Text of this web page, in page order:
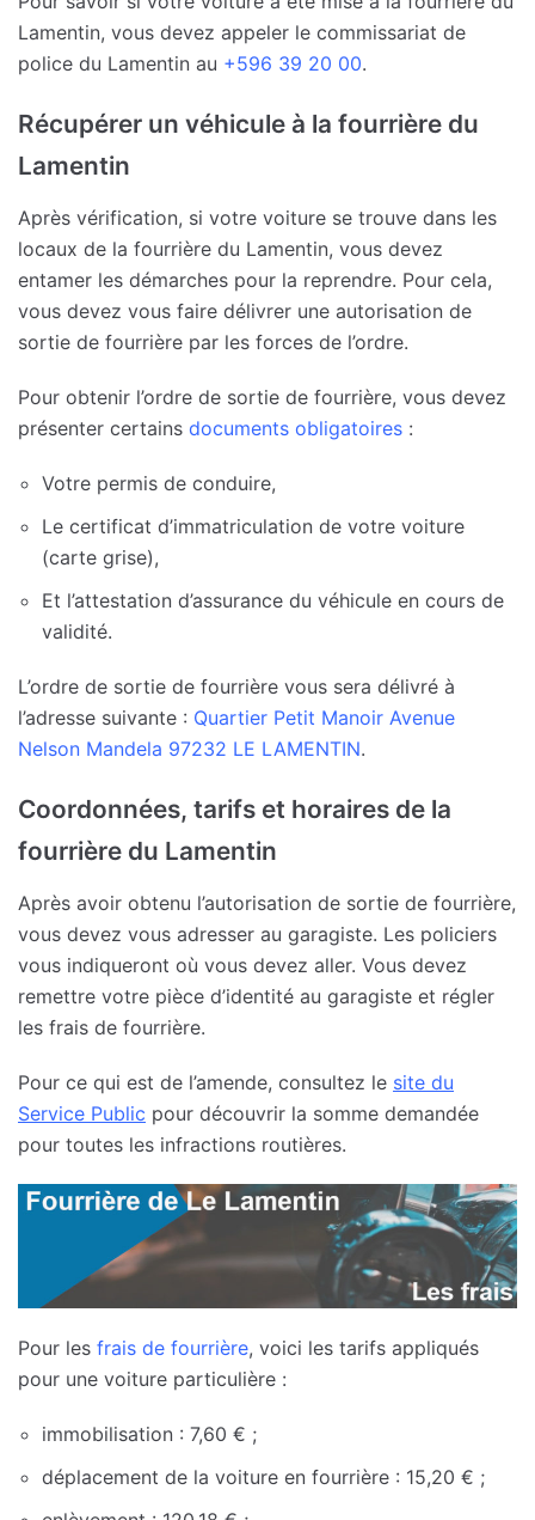
Lamentin, vous devez appeler le commissariat de
police du Lamentin au +596 39 20 00.
Récupérer un véhicule à la fourrière du
Lamentin
Après vérification, si votre voiture se trouve dans les
locaux de la fourrière du Lamentin, vous devez
entamer les démarches pour la reprendre. Pour cela,
vous devez vous faire délivrer une autorisation de
sortie de fourrière par les forces de l’ordre.
Pour obtenir l’ordre de sortie de fourrière, vous devez
présenter certains documents obligatoires :
Votre permis de conduire,
Le certificat d’immatriculation de votre voiture
(carte grise),
Et l’attestation d’assurance du véhicule en cours de
validité.
L’ordre de sortie de fourrière vous sera délivré à
l’adresse suivante : Quartier Petit Manoir Avenue
Nelson Mandela 97232 LE LAMENTIN.
Coordonnées, tarifs et horaires de la
fourrière du Lamentin
Après avoir obtenu l’autorisation de sortie de fourrière,
vous devez vous adresser au garagiste. Les policiers
vous indiqueront où vous devez aller. Vous devez
remettre votre pièce d’identité au garagiste et régler
les frais de fourrière.
Pour ce qui est de l’amende, consultez le site du
Service Public pour découvrir la somme demandée
pour toutes les infractions routières.
Pour les frais de fourrière, voici les tarifs appliqués
pour une voiture particulière :
immobilisation : 7,60 € ;
déplacement de la voiture en fourrière : 15,20 € ;